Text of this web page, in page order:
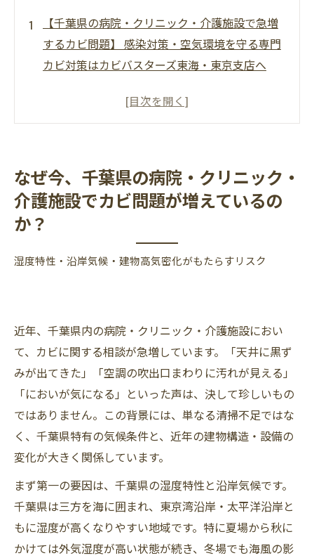
【千葉県の病院・クリニック・介護施設で急増
するカビ問題】 感染対策・空気環境を守る専門
カビ対策はカビバスターズ東海・東京支店へ
でカビ問題が増えているのか？
千葉県内の施設で実際に多いカビ発生箇所ラン
キング
病院・クリニックで発生するカビの種類と危険
清掃しても再発するのはなぜ？
病院・クリニック・介護施設で特に注意すべき
カビの種類
カビを放置すると起こる現場トラブルとは？
カビバスターズ東海・東京支店の医療・介護施
設向けカビ調査とは
施設運営を止めないカビ取り施工の考え方
改善
千葉県の病院・クリニック・介護施設のカビ問
題はカビバスターズ東海・東京支店へ
なぜ今、千葉県の病院・クリニック・
介護施設でカビ問題が増えているの
か？
湿度特性・沿岸気候・建物高気密化がもたらすリスク
近年、千葉県内の病院・クリニック・介護施設におい
て、カビに関する相談が急増しています。「天井に黒ず
みが出てきた」「空調の吹出口まわりに汚れが見える」
「においが気になる」といった声は、決して珍しいもの
ではありません。この背景には、単なる清掃不足ではな
く、千葉県特有の気候条件と、近年の建物構造・設備の
変化が大きく関係しています。
まず第一の要因は、千葉県の湿度特性と沿岸気候です。
千葉県は三方を海に囲まれ、東京湾沿岸・太平洋沿岸と
もに湿度が高くなりやすい地域です。特に夏場から秋に
かけては外気湿度が高い状態が続き、冬場でも海風の影